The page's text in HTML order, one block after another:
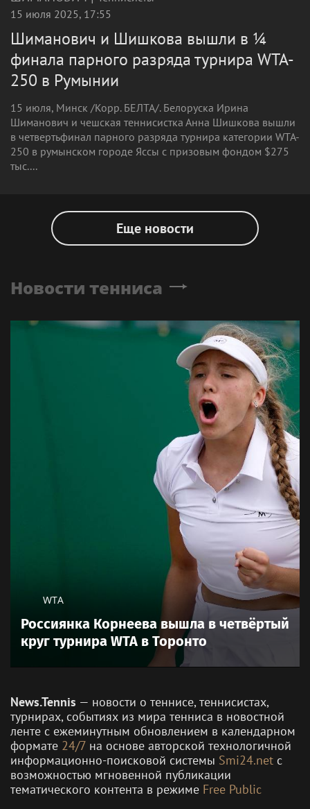
15 июля 2025, 17:55
Шиманович и Шишкова вышли в ¼
финала парного разряда турнира WTA-
250 в Румынии
15 июля, Минск /Корр. БЕЛТА/. Белоруска Ирина
Шиманович и чешская теннисистка Анна Шишкова вышли
в четвертьфинал парного разряда турнира категории WTA-
250 в румынском городе Яссы с призовым фондом $275
тыс....
Еще новости
Новости тенниса
WTA
Россиянка Корнеева вышла в четвёртый
круг турнира WTA в Торонто
News.Tennis — новости о теннисе, теннисистах,
турнирах, событиях из мира тенниса в новостной
ленте с ежеминутным обновлением в календарном
формате 24/7 на основе авторской технологичной
информационно-поисковой системы Smi24.net с
возможностью мгновенной публикации
тематического контента в режиме Free Public